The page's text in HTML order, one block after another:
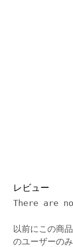
レビュー
There are
以前にこの商
のユーザーの